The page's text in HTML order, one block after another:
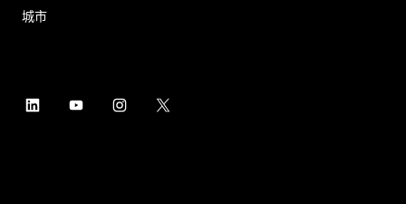
城市